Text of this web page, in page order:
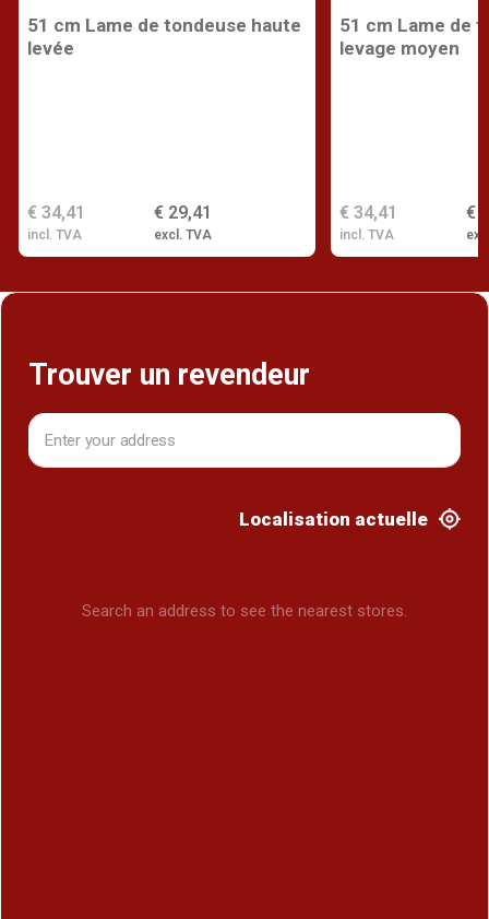
51 cm Lame de tondeuse haute
levée
€ 29,41
excl. TVA
€ 34,41
incl. TVA
51 cm Lame de
levage moyen
€
€ 34,41
incl. TVA
Trouver un revendeur
Localisation actuelle
Search an address to see the nearest stores.